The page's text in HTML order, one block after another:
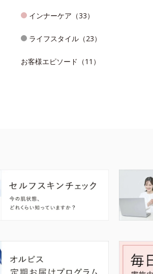
インナーケア（33）
ライフスタイル（23）
お客様エピソード（11）